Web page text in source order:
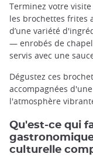
Terminez votre
les brochettes frites
d’une variété
— enrobés de
servis avec une
Dégustez ces
accompagnées d'une
l'atmosphère
Qu'est-ce qui
culturelle